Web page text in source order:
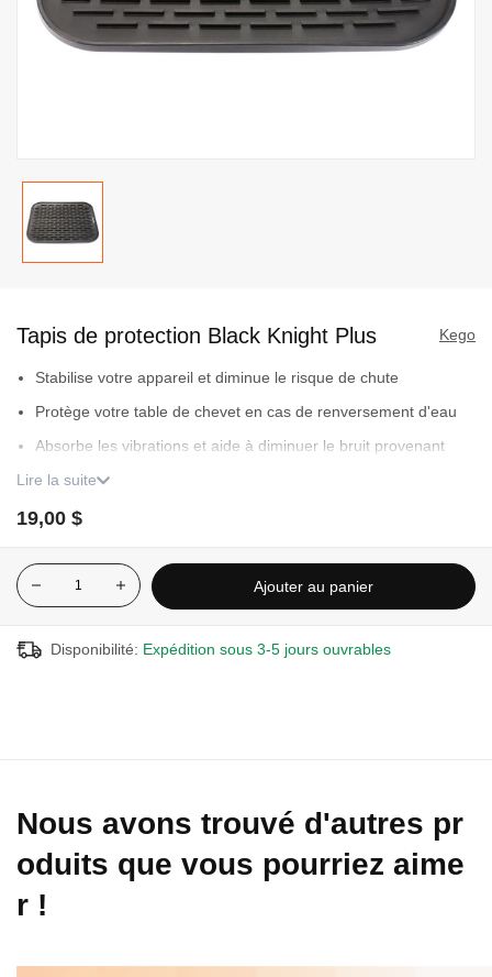
début
Galerie
d’images
Kego
Tapis de protection Black Knight Plus
Stabilise votre appareil et diminue le risque de chute
Protège votre table de chevet en cas de renversement d'eau
Absorbe les vibrations et aide à diminuer le bruit provenant
Dimensions:
Lire la suite
19,00 $
Ajouter au panier
Disponibilité: Expédition sous 3-5 jours ouvrables
Nous avons trouvé d'autres pr
oduits que vous pourriez aime
r !